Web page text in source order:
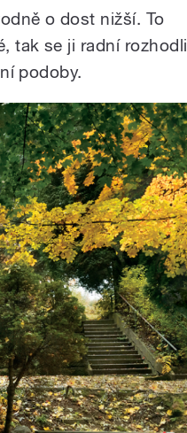
o dost nižší. To
tak se ji radní rozhodli
podoby.